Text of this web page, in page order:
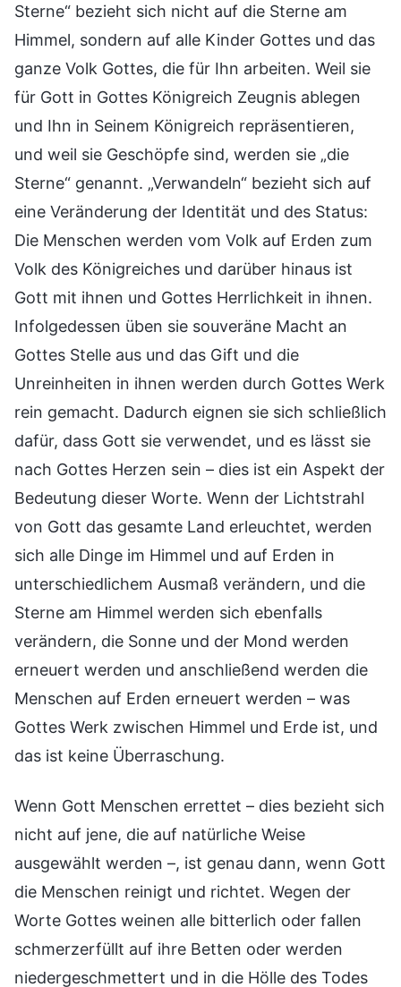
Sterne“ bezieht sich nicht auf die Sterne am
Himmel, sondern auf alle Kinder Gottes und das
ganze Volk Gottes, die für Ihn arbeiten. Weil sie
für Gott in Gottes Königreich Zeugnis ablegen
und Ihn in Seinem Königreich repräsentieren,
und weil sie Geschöpfe sind, werden sie „die
Sterne“ genannt. „Verwandeln“ bezieht sich auf
eine Veränderung der Identität und des Status:
Die Menschen werden vom Volk auf Erden zum
Volk des Königreiches und darüber hinaus ist
Gott mit ihnen und Gottes Herrlichkeit in ihnen.
Infolgedessen üben sie souveräne Macht an
Gottes Stelle aus und das Gift und die
Unreinheiten in ihnen werden durch Gottes Werk
rein gemacht. Dadurch eignen sie sich schließlich
dafür, dass Gott sie verwendet, und es lässt sie
nach Gottes Herzen sein – dies ist ein Aspekt der
Bedeutung dieser Worte. Wenn der Lichtstrahl
von Gott das gesamte Land erleuchtet, werden
sich alle Dinge im Himmel und auf Erden in
unterschiedlichem Ausmaß verändern, und die
Sterne am Himmel werden sich ebenfalls
verändern, die Sonne und der Mond werden
erneuert werden und anschließend werden die
Menschen auf Erden erneuert werden – was
Gottes Werk zwischen Himmel und Erde ist, und
das ist keine Überraschung.
Wenn Gott Menschen errettet – dies bezieht sich
nicht auf jene, die auf natürliche Weise
ausgewählt werden –, ist genau dann, wenn Gott
die Menschen reinigt und richtet. Wegen der
Worte Gottes weinen alle bitterlich oder fallen
schmerzerfüllt auf ihre Betten oder werden
niedergeschmettert und in die Hölle des Todes